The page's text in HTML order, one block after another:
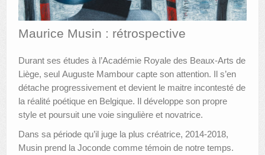
ANIMATIONS DES MUSÉES
PUBLICATIONS
LES APPELS À PROJETS
LE PORTAIL DES COLLECTIONS
Maurice Musin : rétrospective
Durant ses études à l’Académie Royale des Beaux-Arts de
Liège, seul Auguste Mambour capte son attention. Il s’en
détache progressivement et devient le maitre incontesté de
la réalité poétique en Belgique. Il développe son propre
style et poursuit une voie singulière et novatrice.
Dans sa période qu’il juge la plus créatrice, 2014-2018,
Musin prend la Joconde comme témoin de notre temps.